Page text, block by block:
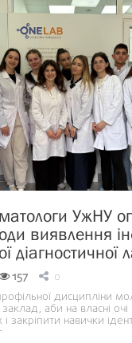
УжНУ
виявлення
діагностичної
157 0
дисципліни
аби на власні
закріпити навички